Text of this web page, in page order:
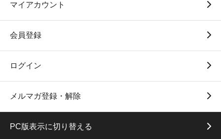
マイアカウント
会員登録
ログイン
メルマガ登録・解除
PC版表示に切り替える